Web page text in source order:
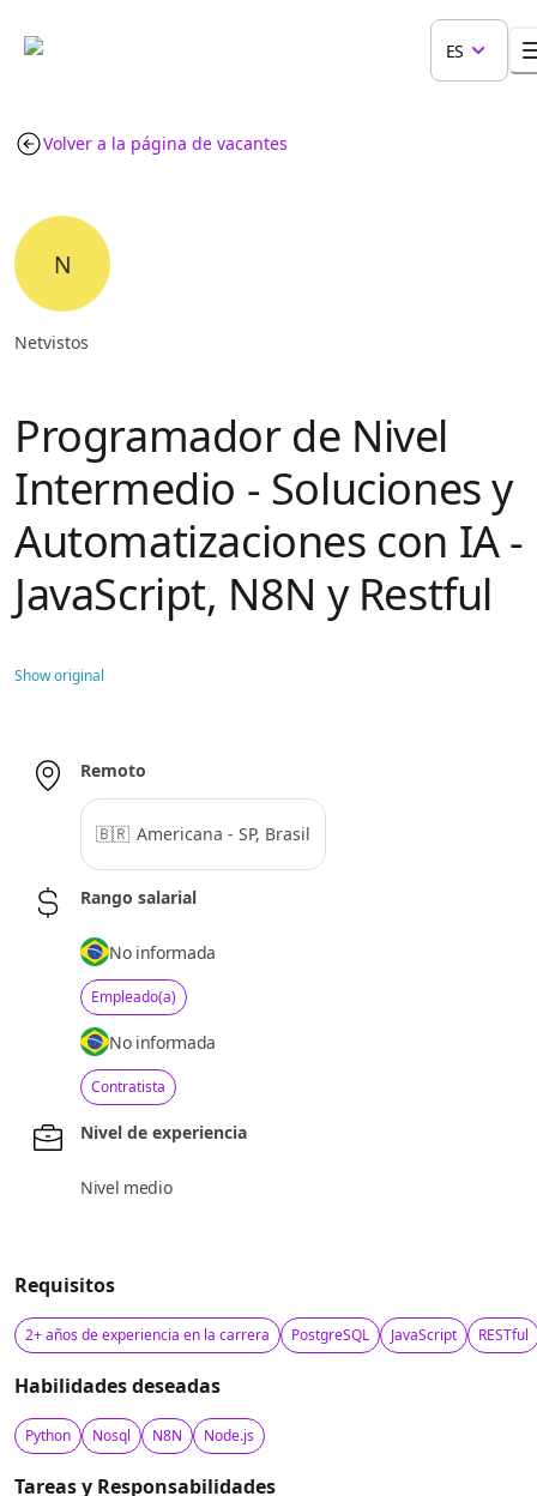
ES
Volver a la página de vacantes
N
Netvistos
Programador de Nivel
Intermedio - Soluciones y
Automatizaciones con IA -
JavaScript, N8N y Restful
Show original
Remoto
🇧🇷 Americana - SP, Brasil
Rango salarial
No informada
Empleado(a)
No informada
Contratista
Nivel de experiencia
Nivel medio
Requisitos
2+ años de experiencia en la carrera PostgreSQL JavaScript RESTful
Habilidades deseadas
Python Nosql N8N Node.js
Tareas y Responsabilidades